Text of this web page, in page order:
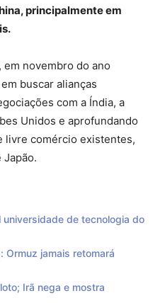
principalmente em
novembro do ano
buscar alianças
com a Índia, a
Unidos e aprofundando
livre comércio existentes,
Japão.
universidade de tecnologia do
Ormuz jamais retomará
Irã nega e mostra